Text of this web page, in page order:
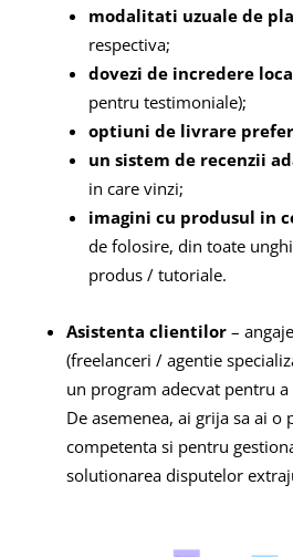
modalitati uzuale de
respectiva;
dovezi de incredere
pentru testimoniale);
optiuni de livrare
un sistem de recenzii
in care vinzi;
imagini cu produsul in
de folosire, din toate
produs / tutoriale.
Asistenta clientilor–
(freelanceri / agentie
un program adecvat pentru
De asemenea, ai grija sa ai o
competenta si pentru
solutionarea disputelor